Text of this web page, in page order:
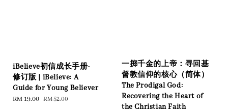
iBelieve初信成长手册-
修订版 | iBelieve: A
Guide for Young Believer
Sale
RM 19.00 Regular
RM 52.00
一掷千金的上帝：寻回基
督教信仰的核心（简体）
The Prodigal God:
Recovering the Heart of
the Christian Faith